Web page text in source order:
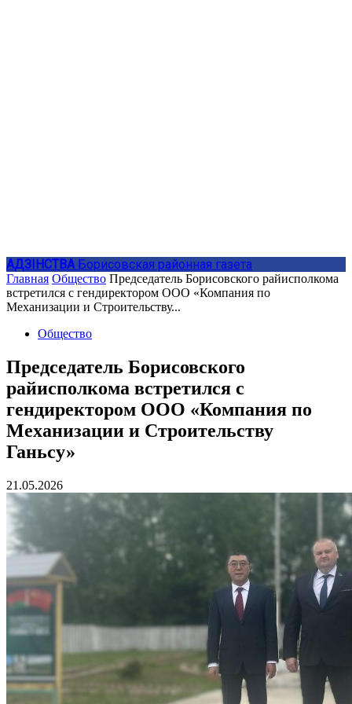
АДЗIНСТВА Борисовская районная газета
Главная Общество Председатель Борисовского райисполкома
встретился с гендиректором ООО «Компания по
Механизации и Строительству...
Общество
Председатель Борисовского
райисполкома встретился с
гендиректором ООО «Компания по
Механизации и Строительству
Ганьсу»
21.05.2026